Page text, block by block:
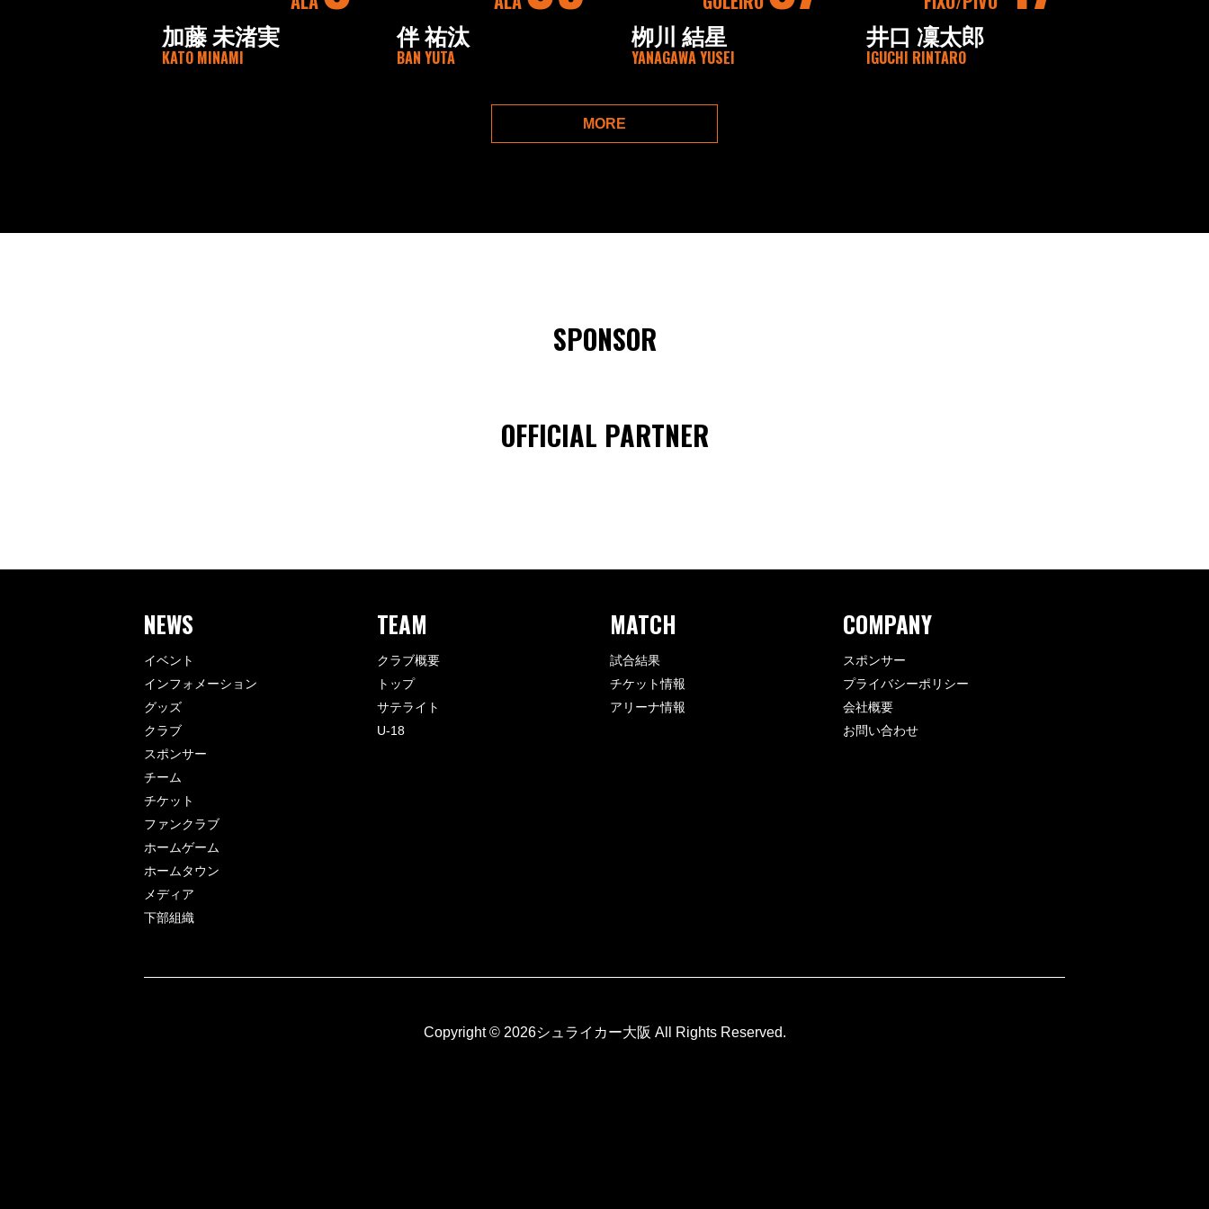
加藤 未渚実
KATO MINAMI
伴 祐汰
BAN YUTA
栁川 結星
YANAGAWA YUSEI
井口 凜太郎
IGUCHI RINTARO
MORE
SPONSOR
OFFICIAL PARTNER
NEWS
イベント
インフォメーション
グッズ
クラブ
スポンサー
チーム
チケット
ファンクラブ
ホームゲーム
ホームタウン
メディア
下部組織
TEAM
クラブ概要
トップ
サテライト
U-18
MATCH
試合結果
チケット情報
アリーナ情報
COMPANY
スポンサー
プライバシーポリシー
会社概要
お問い合わせ
Copyright © 2026シュライカー大阪 All Rights Reserved.